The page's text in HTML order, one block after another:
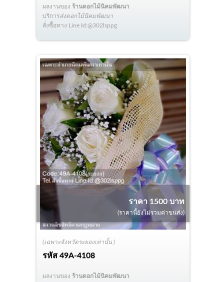
ผลงานของ ร้านดอกไม้นิคมพัฒนา
บริการส่งดอกไม้นิคมพัฒนา
สั่งซื้อทาง Line Id:@302lsppg
(เฉพาะจังหวัดระยองเท่านั้น )
รหัส49A-4108
ราคา 1500 บาท
(ราคานี้ยังไม่รวมค่าขนส่ง)
ผลงานของ ร้านดอกไม้นิคมพัฒนา